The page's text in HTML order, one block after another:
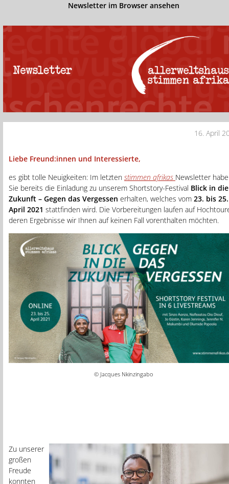
Newsletter im Browser ansehen
16. April
Liebe Freund:innen und Interessierte,
es gibt tolle Neuigkeiten: Im letzten stimmen afrikas Newsletter
Sie bereits die Einladung zu unserem Shortstory-Festival Blick in die
Zukunft – Gegen das Vergessen erhalten, welches vom 23. bis 25.
April 2021 stattfinden wird. Die Vorbereitungen laufen auf
deren Ergebnisse wir Ihnen auf keinen Fall vorenthalten möchten.
© Jacques Nkinzingabo
Zu unserer
großen
Freude
konnten